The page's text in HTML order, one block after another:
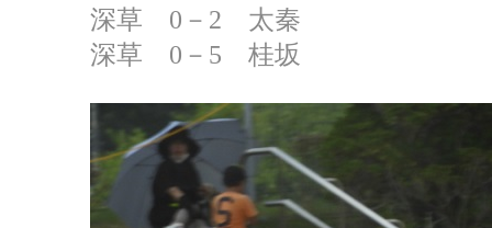
深草 0－2 太秦
深草 0－5 桂坂